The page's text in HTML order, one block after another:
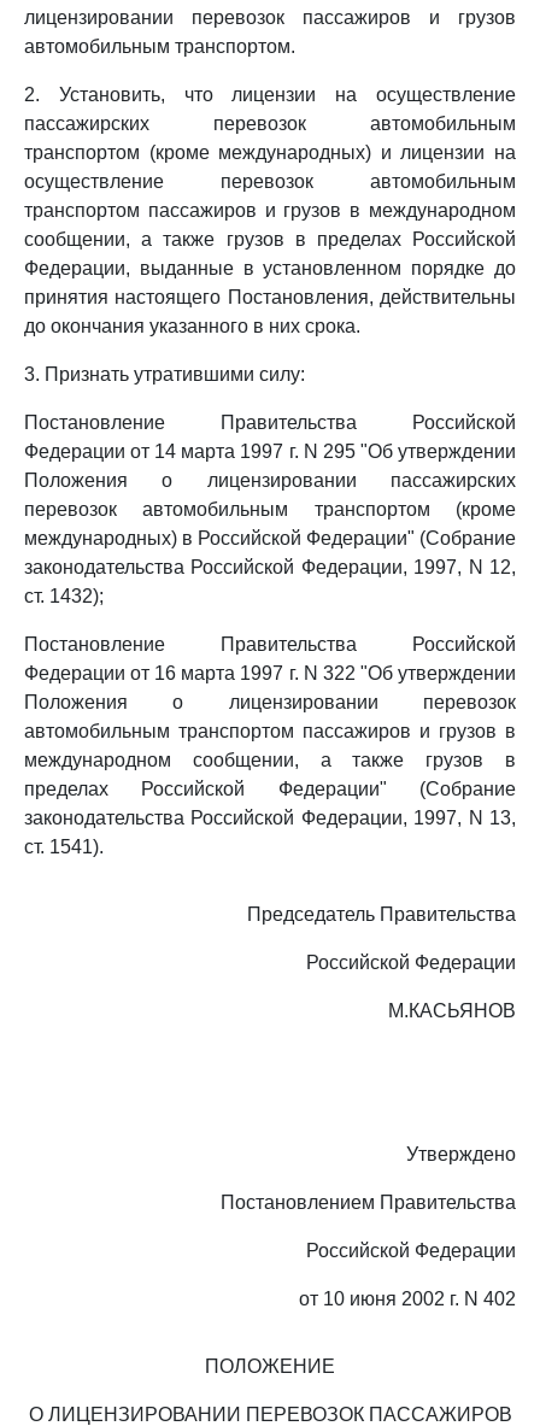
лицензировании перевозок пассажиров и грузов
автомобильным транспортом.
2. Установить, что лицензии на осуществление
пассажирских перевозок автомобильным
транспортом (кроме международных) и лицензии на
осуществление перевозок автомобильным
транспортом пассажиров и грузов в международном
сообщении, а также грузов в пределах Российской
Федерации, выданные в установленном порядке до
принятия настоящего Постановления, действительны
до окончания указанного в них срока.
3. Признать утратившими силу:
Постановление Правительства Российской
Федерации от 14 марта 1997 г. N 295 "Об утверждении
Положения о лицензировании пассажирских
перевозок автомобильным транспортом (кроме
международных) в Российской Федерации" (Собрание
законодательства Российской Федерации, 1997, N 12,
ст. 1432);
Постановление Правительства Российской
Федерации от 16 марта 1997 г. N 322 "Об утверждении
Положения о лицензировании перевозок
автомобильным транспортом пассажиров и грузов в
международном сообщении, а также грузов в
пределах Российской Федерации" (Собрание
законодательства Российской Федерации, 1997, N 13,
ст. 1541).
Председатель Правительства
Российской Федерации
М.КАСЬЯНОВ
Утверждено
Постановлением Правительства
Российской Федерации
от 10 июня 2002 г. N 402
ПОЛОЖЕНИЕ
О ЛИЦЕНЗИРОВАНИИ ПЕРЕВОЗОК ПАССАЖИРОВ